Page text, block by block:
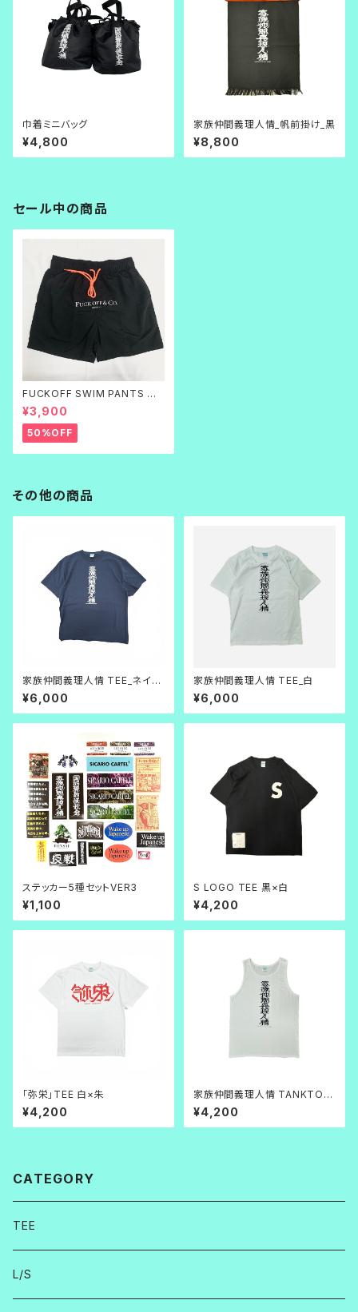
巾着ミニバッグ
¥4,800
家族仲間義理人情_帆前掛け_黒
¥8,800
セール中の商品
FUCKOFF SWIM PANTS 黒
刺繍
¥3,900
50%OFF
その他の商品
家族仲間義理人情 TEE_ネイビ
ー×白
¥6,000
家族仲間義理人情 TEE_白
¥6,000
ステッカー5種セットVER3
¥1,100
S LOGO TEE 黒×白
¥4,200
「弥栄」TEE 白×朱
¥4,200
家族仲間義理人情 TANKTOP
白
¥4,200
CATEGORY
TEE
L/S